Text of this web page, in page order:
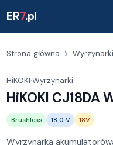
ER7.pl
Strona główna Wyrzynarki
HiKOKI·Wyrzynarki
HiKOKI CJ18DA
Brushless 18.0 V 18V
Wyrzynarka